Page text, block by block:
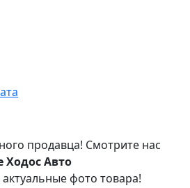
продавца! Смотрите нас
Ходос Авто
фото товара!